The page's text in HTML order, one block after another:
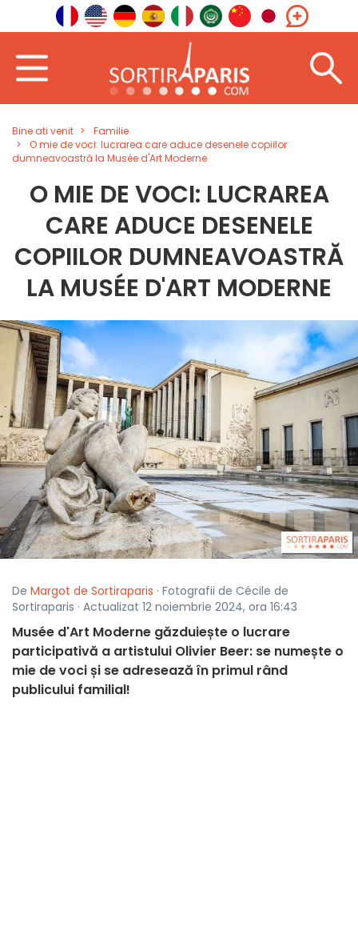
Bine ati venit
Familie
O mie de voci: lucrarea care aduce desenele copiilor
dumneavoastră la Musée d'Art Moderne
O MIE DE VOCI: LUCRAREA
CARE ADUCE DESENELE
COPIILOR DUMNEAVOASTRĂ
LA MUSÉE D'ART MODERNE
De Margot de Sortiraparis · Fotografii de Cécile de
Sortiraparis · Actualizat 12 noiembrie 2024, ora 16:43
Musée d'Art Moderne găzduiește o lucrare
participativă a artistului Olivier Beer: se numește o
mie de voci și se adresează în primul rând
publicului familial!